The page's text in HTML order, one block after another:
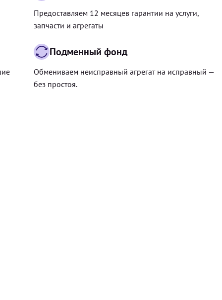
Предоставляем 12 месяцев гарантии на услуги,
запчасти и агрегаты
Подменный фонд
Обмениваем неисправный агрегат на исправный —
без простоя.